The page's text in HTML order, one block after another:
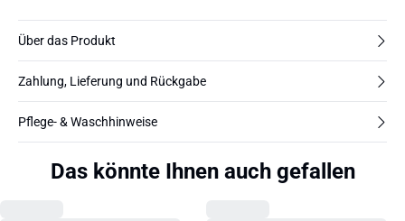
Über das Produkt
Zahlung, Lieferung und Rückgabe
Pflege- & Waschhinweise
Das könnte Ihnen auch gefallen